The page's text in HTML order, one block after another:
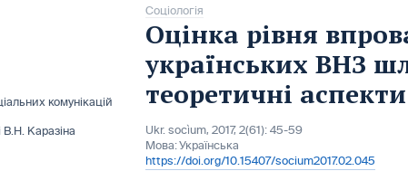
комунікацій
В.Н. Каразіна
Соціологія
Оцінка рівня
українських ВНЗ
теоретичні
Ukr. socìum, 2017, 2(61): 45-59
Мова:Українська
https://doi.org/10.15407/socium2017.02.045